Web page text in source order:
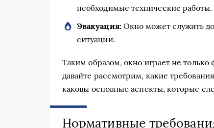
необходимые технические работы.
Эвакуация: Окно может служить
ситуации.
Таким образом, окно играет не
давайте рассмотрим, какие
каковы основные аспекты, которые
Нормативные